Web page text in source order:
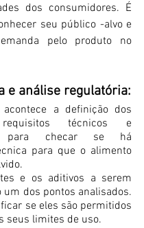
dos consumidores. É
seu público -alvo e
pelo produto no
e análise regulatória:
acontece a definição dos
técnicos e
para checar se há
para que o alimento
e os aditivos a serem
um dos pontos analisados.
se eles são permitidos
seus limites de uso.